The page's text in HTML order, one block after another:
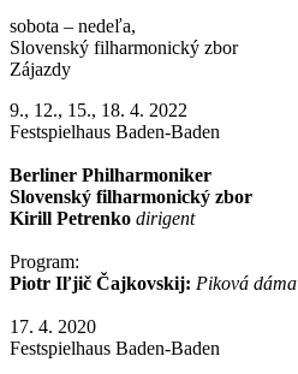
sobota – nedeľa,
Slovenský filharmonický zbor
Zájazdy
9., 12., 15., 18. 4. 2022
Festspielhaus Baden-Baden
Berliner Philharmoniker
Slovenský filharmonický zbor
Kirill Petrenko dirigent
Program:
Piotr Iľjič Čajkovskij: Piková dáma
17. 4. 2020
Festspielhaus Baden-Baden